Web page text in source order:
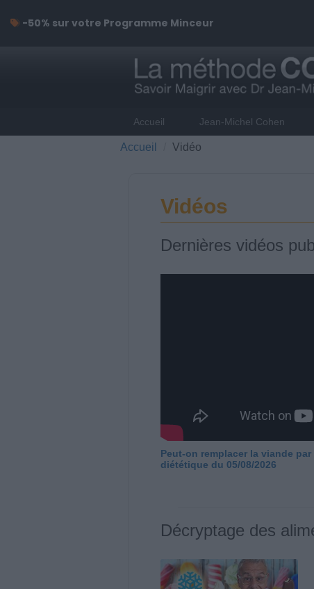
Accueil Jean-Michel Cohen
Accueil Vidéo
Vidéos
Dernières vidéos
Peut-on remplacer la viande
diététique du 05/08/2026
Décryptage des
-50% sur votre Programme Minceur